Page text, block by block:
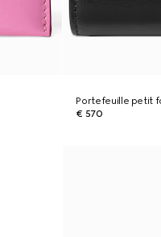
Portefeuille petit
€ 570